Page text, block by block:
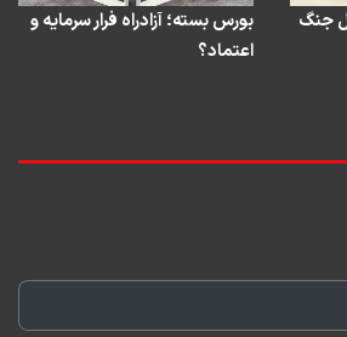
جنگ
بورس بسته؛ آزادراه فرار سرمایه و
اعتماد؟